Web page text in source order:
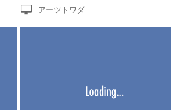
アーツトワダ